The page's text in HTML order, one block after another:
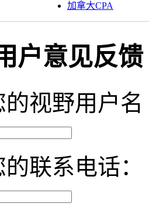
加拿大CPA
户意见反馈
的视野用户
联系电话：